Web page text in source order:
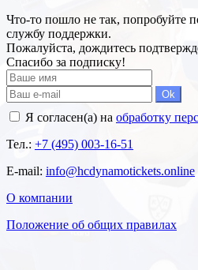
Что-то пошло не так, попробуйте
службу поддержки.
Пожалуйста, дождитесь
Спасибо за подписку!
Ok
Я согласен(а) на обработку
Тел.: +7 (495) 003-16-51
E-mail: info@hcdynamotickets.online
О компании
Положение об общих правилах